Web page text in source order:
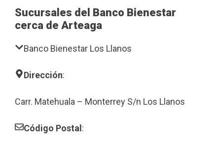
Sucursales del Banco Bienestar
cerca de Arteaga
Banco Bienestar Los Llanos
Dirección:
Carr. Matehuala – Monterrey S/n Los Llanos
Código Postal :